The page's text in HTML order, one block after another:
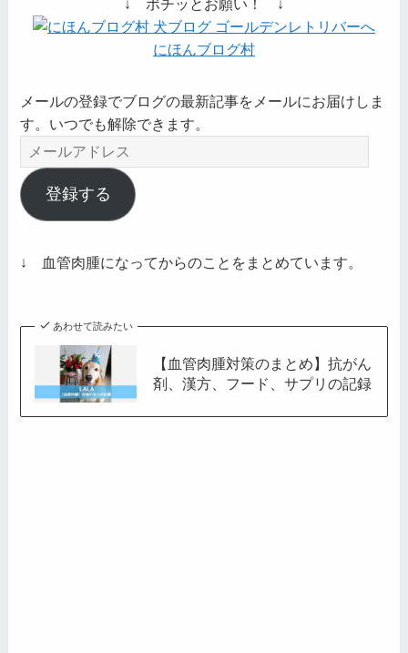
↓ ポチッとお願い！ ↓
にほんブログ村
メールの登録でブログの最新記事をメールにお届けしま
す。いつでも解除できます。
メ
ー
ル
ア
レ
登録する
↓ 血管肉腫になってからのことをまとめています。
あわせて読みたい
【血管肉腫対策のまとめ】抗がん
剤、漢方、フード、サプリの記録